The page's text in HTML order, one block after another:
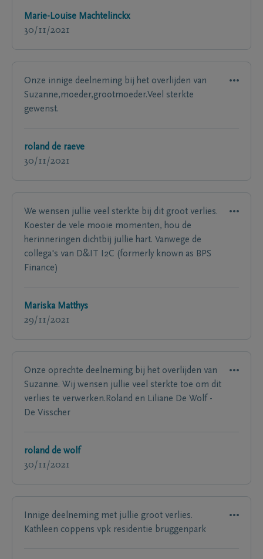
Marie-Louise Machtelinckx
30/11/2021
Onze innige deelneming bij het overlijden van
Suzanne,moeder,grootmoeder.Veel sterkte
gewenst.
roland de raeve
30/11/2021
We wensen jullie veel sterkte bij dit groot verlies.
Koester de vele mooie momenten, hou de
herinneringen dichtbij jullie hart. Vanwege de
collega's van D&IT I2C (formerly known as BPS
Finance)
Mariska Matthys
29/11/2021
Onze oprechte deelneming bij het overlijden van
Suzanne. Wij wensen jullie veel sterkte toe om dit
verlies te verwerken.Roland en Liliane De Wolf -
De Visscher
roland de wolf
30/11/2021
Innige deelneming met jullie groot verlies.
Kathleen coppens vpk residentie bruggenpark